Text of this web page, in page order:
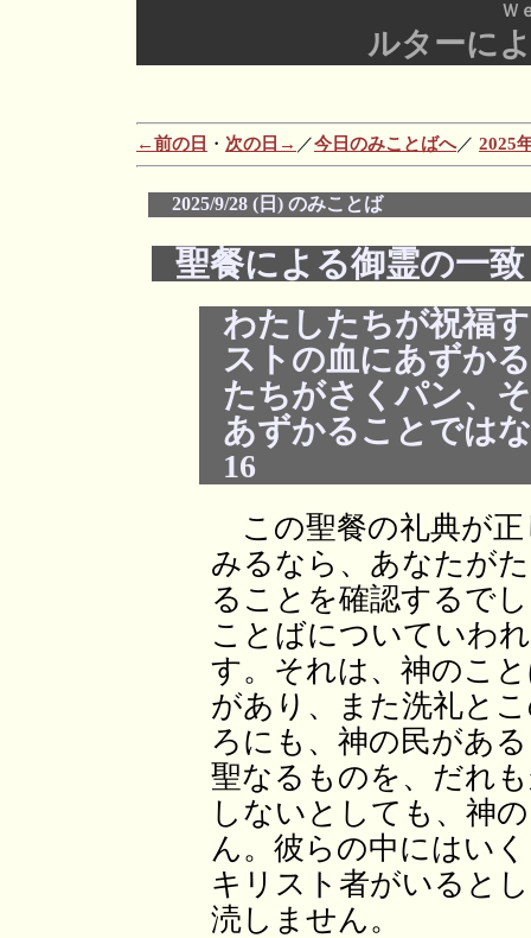
Ｗ
ルターに
←前の日 ・ 次の日→ ／今日のみことばへ／ 2025
2025/9/28 (日) のみことば
聖餐による御霊の一致
わたしたちが祝福
ストの血にあずか
たちがさくパン、
あずかることでは
16
この聖餐の礼典が
みるなら、あなたが
ることを確認するで
ことばについていわ
す。それは、神のこ
があり、また洗礼と
ろにも、神の民があ
聖なるものを、だれ
しないとしても、神
ん。彼らの中にはい
キリスト者がいると
涜しません。